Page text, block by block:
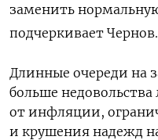
заменить
подчеркивает Чернов.
Длинные очереди на
больше
от инфляции,
и крушения надежд